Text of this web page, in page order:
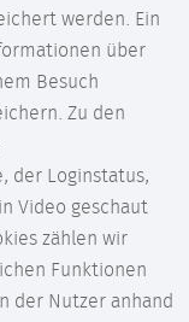
werden. Ein
über
Besuch
Zu den
der Loginstatus,
Video geschaut
zählen wir
Funktionen
der Nutzer anhand